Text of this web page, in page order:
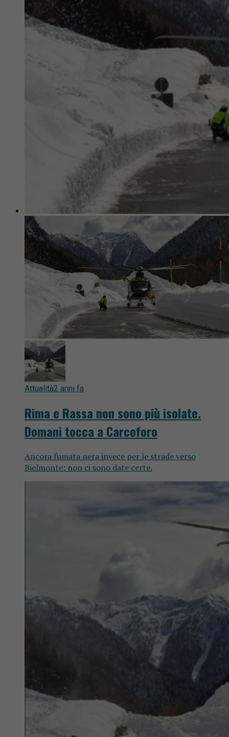
Attualità2 anni fa
Rima e Rassa non sono più isolate.
Domani tocca a Carcoforo
Ancora fumata nera invece per le strade verso
Bielmonte: non ci sono date certe.